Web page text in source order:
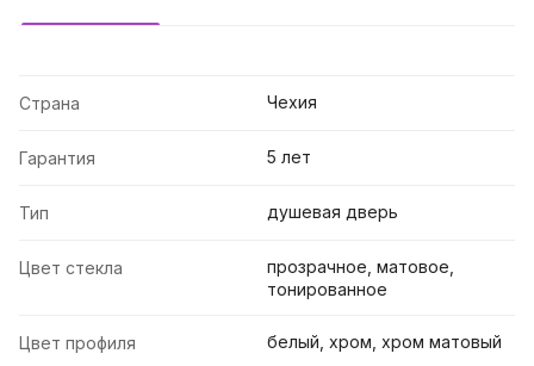
Страна Чехия
Гарантия 5 лет
Тип душевая дверь
Цвет стекла
прозрачное, матовое,
тонированное
Цвет профиля белый, хром, хром матовый